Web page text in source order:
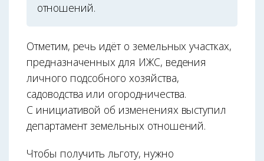
отношений.
Отметим, речь идёт о земельных участках,
предназначенных для ИЖС, ведения
личного подсобного хозяйства,
садоводства или огородничества.
С инициативой об изменениях выступил
департамент земельных отношений.
Чтобы получить льготу, нужно